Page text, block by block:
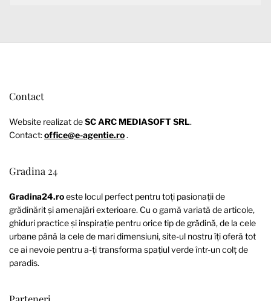
Contact
Website realizat deSC ARC MEDIASOFT SRL.
Contact:office@e-agentie.ro.
Gradina 24
Gradina24.roeste locul perfect pentru toți pasionații de
grădinărit și amenajări exterioare. Cu o gamă variată de articole,
ghiduri practice și inspirație pentru orice tip de grădină, de la cele
urbane până la cele de mari dimensiuni, site-ul nostru îți oferă tot
ce ai nevoie pentru a-ți transforma spațiul verde într-un colț de
paradis.